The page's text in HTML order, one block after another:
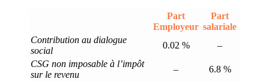
Part
Employeur
Part
salariale
Contribution au dialogue
social
0.02 %
–
CSG non imposable à l’impôt
sur le revenu
–
6.8 %